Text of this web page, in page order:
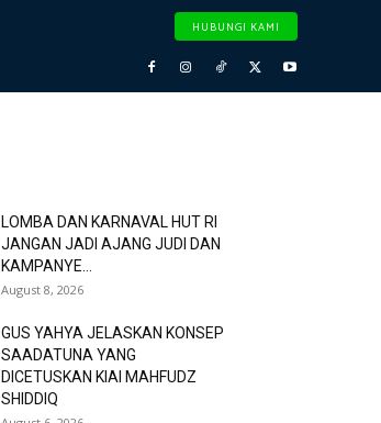
HUBUNGI KAMI
LOMBA DAN KARNAVAL HUT RI
JANGAN JADI AJANG JUDI DAN
KAMPANYE...
August 8, 2026
GUS YAHYA JELASKAN KONSEP
SAADATUNA YANG
DICETUSKAN KIAI MAHFUDZ
SHIDDIQ